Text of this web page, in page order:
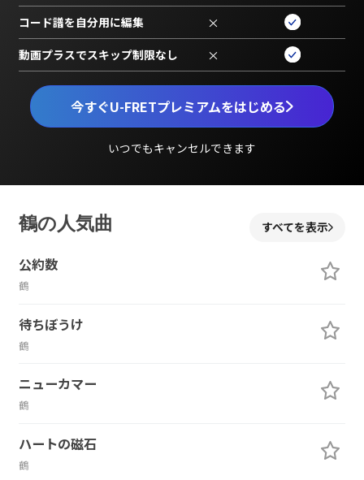
今すぐU-FRETプレミアムをはじめる
いつでもキャンセルできます
コード譜を自分用に編集 ×
動画プラスでスキップ制限なし ×
鶴の人気曲 すべてを表示
公約数
鶴
待ちぼうけ
鶴
ニューカマー
鶴
ハートの磁石
鶴